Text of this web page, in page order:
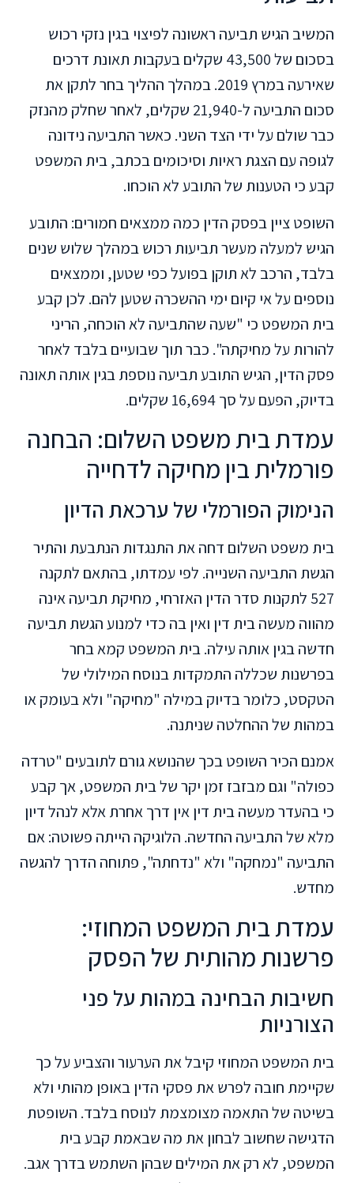
המשיב הגיש תביעה ראשונה לפיצוי בגין נזקי רכוש
בסכום של 43,500 שקלים בעקבות תאונת דרכים
שאירעה במרץ 2019. במהלך ההליך בחר לתקן את
סכום התביעה ל-21,940 שקלים, לאחר שחלק מהנזק
כבר שולם על ידי הצד השני. כאשר התביעה נידונה
לגופה עם הצגת ראיות וסיכומים בכתב, בית המשפט
קבע כי הטענות של התובע לא הוכחו.
השופט ציין בפסק הדין כמה ממצאים חמורים: התובע
הגיש למעלה מעשר תביעות רכוש במהלך שלוש שנים
בלבד, הרכב לא תוקן בפועל כפי שטען, וממצאים
נוספים על אי קיום ימי ההשכרה שטען להם. לכן קבע
בית המשפט כי "שעה שהתביעה לא הוכחה, הריני
להורות על מחיקתה". כבר תוך שבועיים בלבד לאחר
פסק הדין, הגיש התובע תביעה נוספת בגין אותה תאונה
בדיוק, הפעם על סך 16,694 שקלים.
עמדת בית משפט השלום: הבחנה
פורמלית בין מחיקה לדחייה
הנימוק הפורמלי של ערכאת הדיון
בית משפט השלום דחה את התנגדות הנתבעת והתיר
הגשת התביעה השנייה. לפי עמדתו, בהתאם לתקנה
527 לתקנות סדר הדין האזרחי, מחיקת תביעה אינה
מהווה מעשה בית דין ואין בה כדי למנוע הגשת תביעה
חדשה בגין אותה עילה. בית המשפט קמא בחר
בפרשנות שכללה התמקדות בנוסח המילולי של
הטקסט, כלומר בדיוק במילה "מחיקה" ולא בעומק או
במהות של ההחלטה שניתנה.
אמנם הכיר השופט בכך שהנושא גורם לתובעים "טרדה
כפולה" וגם מבזבז זמן יקר של בית המשפט, אך קבע
כי בהעדר מעשה בית דין אין דרך אחרת אלא לנהל דיון
מלא של התביעה החדשה. הלוגיקה הייתה פשוטה: אם
התביעה "נמחקה" ולא "נדחתה", פתוחה הדרך להגשה
מחדש.
עמדת בית המשפט המחוזי:
פרשנות מהותית של הפסק
חשיבות הבחינה במהות על פני
הצורניות
בית המשפט המחוזי קיבל את הערעור והצביע על כך
שקיימת חובה לפרש את פסקי הדין באופן מהותי ולא
בשיטה של התאמה מצומצמת לנוסח בלבד. השופטת
הדגישה שחשוב לבחון את מה שבאמת קבע בית
המשפט, לא רק את המילים שבהן השתמש בדרך אגב.